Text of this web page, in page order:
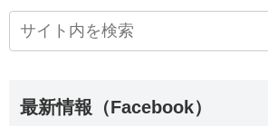
最新情報（Facebook）